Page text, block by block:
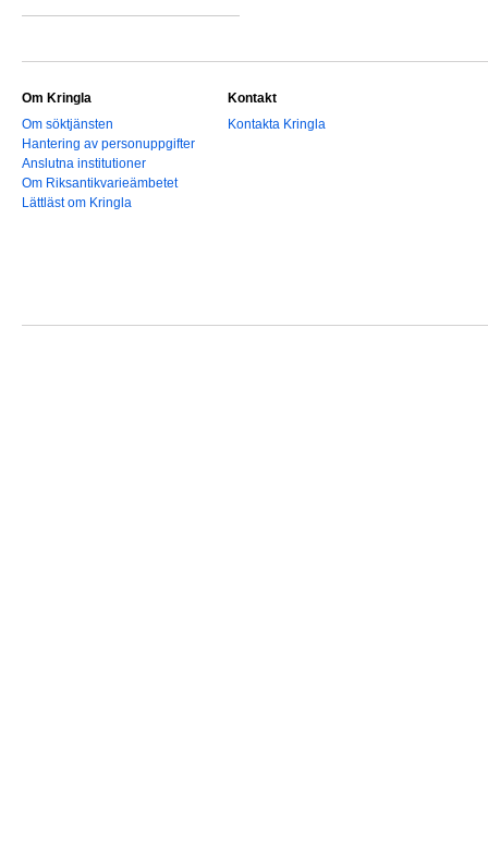
Om Kringla
Om söktjänsten
Hantering av personuppgifter
Anslutna institutioner
Om Riksantikvarieämbetet
Lättläst om Kringla
Kontakt
Kontakta Kringla